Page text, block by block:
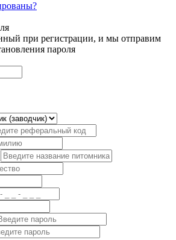
при регистрации, и мы отправим
пароля